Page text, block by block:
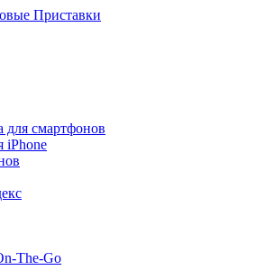
Приставки
для смартфонов
iPhone
The-Go